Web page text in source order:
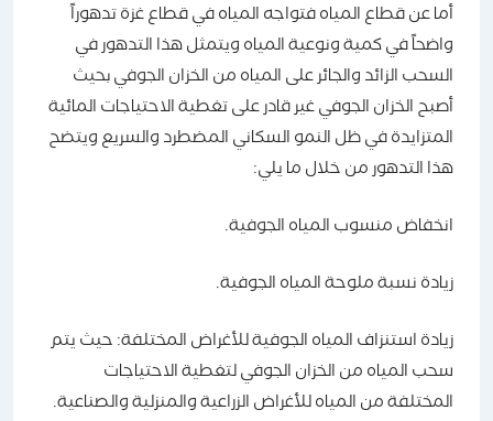
أما عن قطاع المياه فتواجه المياه في قطاع غزة تدهوراً
واضحاً في كمية ونوعية المياه ويتمثل هذا التدهور في
السحب الزائد والجائر على المياه من الخزان الجوفي بحيث
أصبح الخزان الجوفي غير قادر على تغطية الاحتياجات المائية
المتزايدة في ظل النمو السكاني المضطرد والسريع ويتضح
هذا التدهور من خلال ما يلي:
انخفاض منسوب المياه الجوفية.
زيادة نسبة ملوحة المياه الجوفية.
زيادة استنزاف المياه الجوفية للأغراض المختلفة: حيث يتم
سحب المياه من الخزان الجوفي لتغطية الاحتياجات
المختلفة من المياه للأغراض الزراعية والمنزلية والصناعية.